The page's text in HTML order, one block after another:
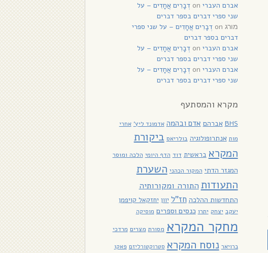
אברם העברי
דְבָרִים אֲחָדִים – על
שני ספרי דברים בספר דברים
מורג
דְבָרִים אֲחָדִים – על שני ספרי
דברים בספר דברים
אברם העברי
דְבָרִים אֲחָדִים – על
שני ספרי דברים בספר דברים
אברם העברי
דְבָרִים אֲחָדִים – על
שני ספרי דברים בספר דברים
מקרא והמסתעף
BHS אברהם אדם ובהמה אדמונד ליץ' אחרי
מות אנתרופולוגיה בולריאס ביקורת
המקרא בראשית דוד הדף היומי הלכה ומוסר
המגזר הדתי המקור הכהני השערת
התעודות התורה ומקורותיה
התחדשות ההלכה חז"ל יוון יחזקאל קויפמן
יעקב יצחק יתרו כנסים וספרים מוסיקה
מחקר המקרא מסורת מצרים מרדכי
ברויאר נוסח המקרא סטרוקטורליזם פאקו